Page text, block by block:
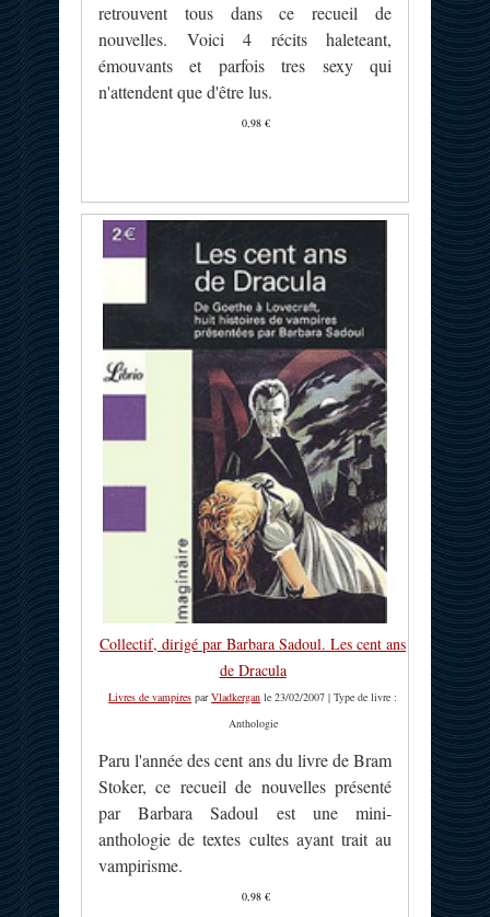
retrouvent tous dans ce recueil de
nouvelles. Voici 4 récits haleteant,
émouvants et parfois tres sexy qui
n'attendent que d'être lus.
0,98 €
Collectif, dirigé par Barbara Sadoul. Les cent ans
de Dracula
Livres de vampires parVladkergan le 23/02/2007 | Type de livre :
Anthologie
Paru l'année des cent ans du livre de Bram
Stoker, ce recueil de nouvelles présenté
par Barbara Sadoul est une mini-
anthologie de textes cultes ayant trait au
vampirisme.
0,98 €